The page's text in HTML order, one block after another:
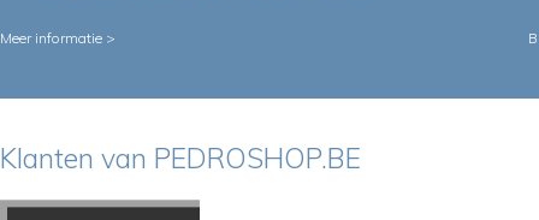
Meer informatie >
Klanten van PEDROSHOP.BE